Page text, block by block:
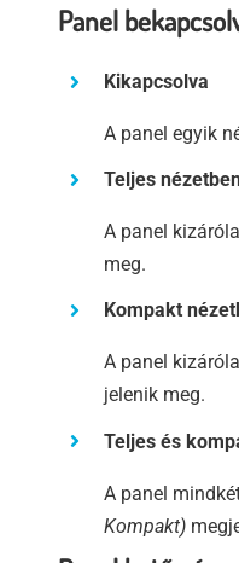
Panel
Kikapcsolva
A panel egyik
Teljes
A panel
meg.
Kompakt
A panel
jelenik meg.
Teljes és
A panel
Kompakt)